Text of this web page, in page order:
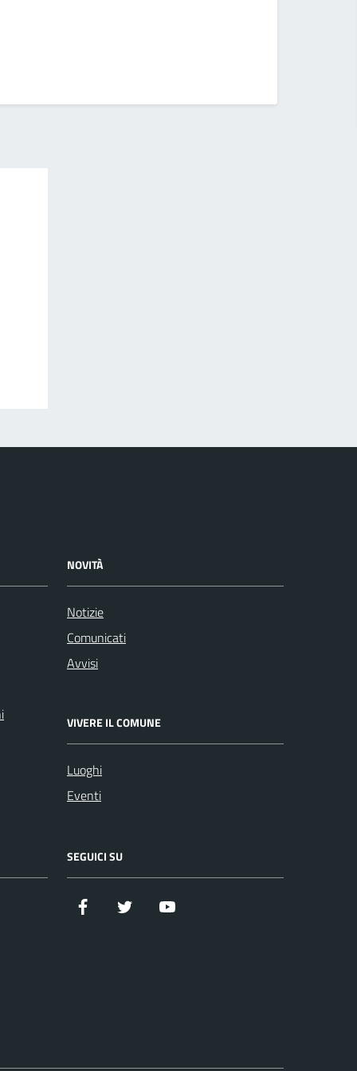
NOVITÀ
Notizie
Comunicati
Avvisi
VIVERE IL COMUNE
Luoghi
Eventi
SEGUICI SU
Facebook Twitter